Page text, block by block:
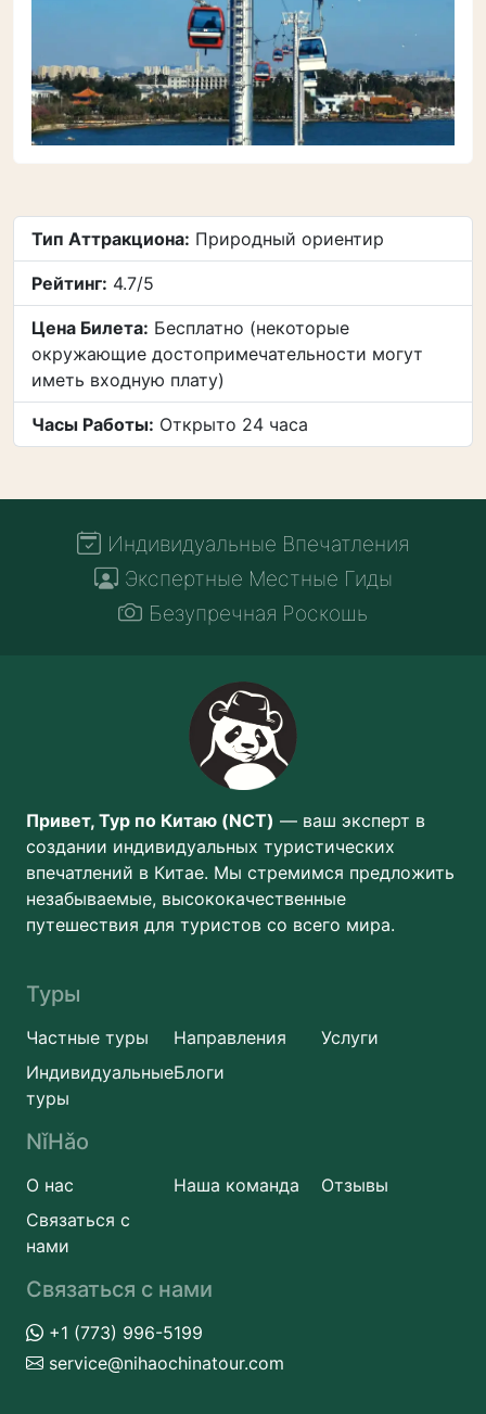
Тип Аттракциона: Природный ориентир
Рейтинг: 4.7/5
Цена Билета: Бесплатно (некоторые
окружающие достопримечательности могут
иметь входную плату)
Часы Работы: Открыто 24 часа
Индивидуальные Впечатления
Экспертные Местные Гиды
Безупречная Роскошь
Привет, Тур по Китаю (NCT) — ваш эксперт в
создании индивидуальных туристических
впечатлений в Китае. Мы стремимся предложить
незабываемые, высококачественные
путешествия для туристов со всего мира.
Туры
Частные туры Направления
Услуги
Индивидуальные
туры
Блоги
NǐHǎo
О нас Наша команда
Отзывы
Связаться с
нами
Связаться с нами
+1 (773) 996-5199
service@nihaochinatour.com